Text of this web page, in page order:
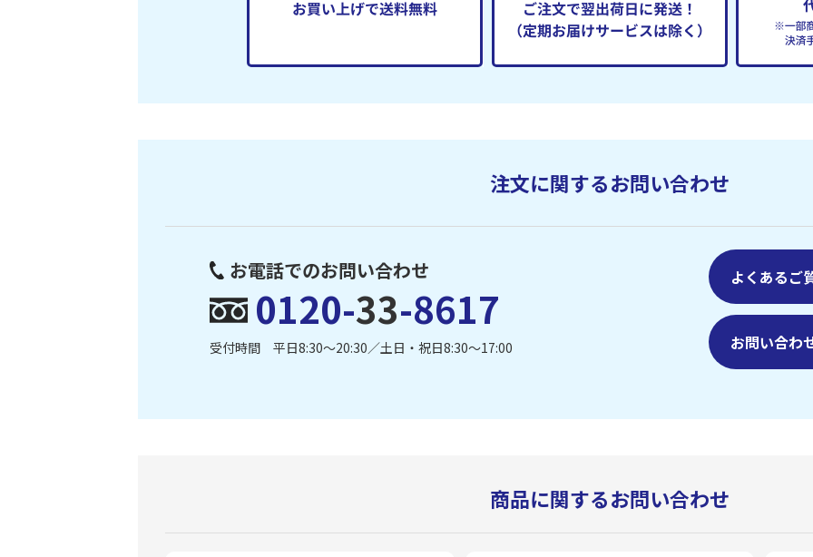
注文に関するお問い合わせ
お電話でのお問い合わせ
0120-33-8617
受付時間 平日8:30〜20:30／土日・祝日8:30〜17:00
よくあるご
お問い合わ
商品に関するお問い合わせ